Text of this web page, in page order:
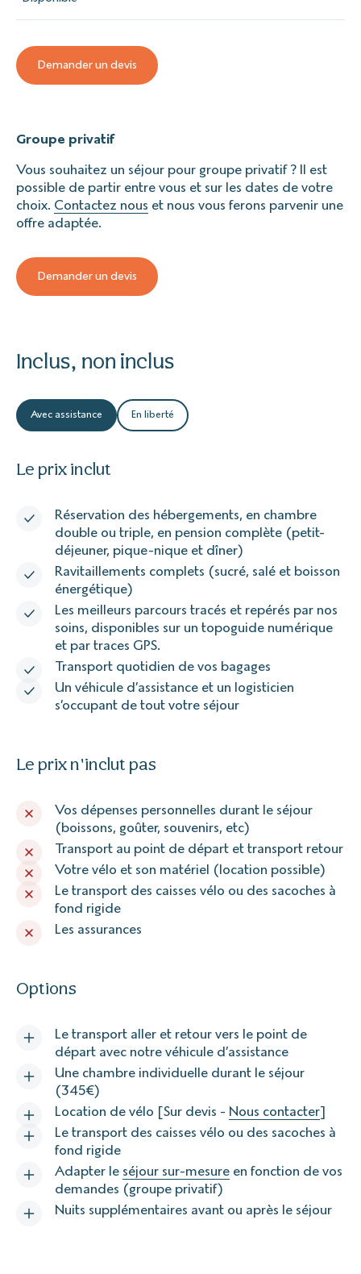
Demander un devis
Groupe privatif
Vous souhaitez un séjour pour groupe privatif ? Il est
possible de partir entre vous et sur les dates de votre
choix. Contactez nous et nous vous ferons parvenir une
offre adaptée.
Demander un devis
Inclus, non inclus
Avec assistance En liberté
Le prix inclut
Réservation des hébergements, en chambre
double ou triple, en pension complète (petit-
déjeuner, pique-nique et dîner)
Ravitaillements complets (sucré, salé et boisson
énergétique)
Les meilleurs parcours tracés et repérés par nos
soins, disponibles sur un topoguide numérique
et par traces GPS.
Transport quotidien de vos bagages
Un véhicule d’assistance et un logisticien
s’occupant de tout votre séjour
Le prix n'inclut pas
Vos dépenses personnelles durant le séjour
(boissons, goûter, souvenirs, etc)
Transport au point de départ et transport retour
Votre vélo et son matériel (location possible)
Le transport des caisses vélo ou des sacoches à
fond rigide
Les assurances
Options
Le transport aller et retour vers le point de
départ avec notre véhicule d’assistance
Une chambre individuelle durant le séjour
(345€)
Location de vélo [Sur devis - Nous contacter]
Le transport des caisses vélo ou des sacoches à
fond rigide
Adapter le séjour sur-mesure en fonction de vos
demandes (groupe privatif)
Nuits supplémentaires avant ou après le séjour